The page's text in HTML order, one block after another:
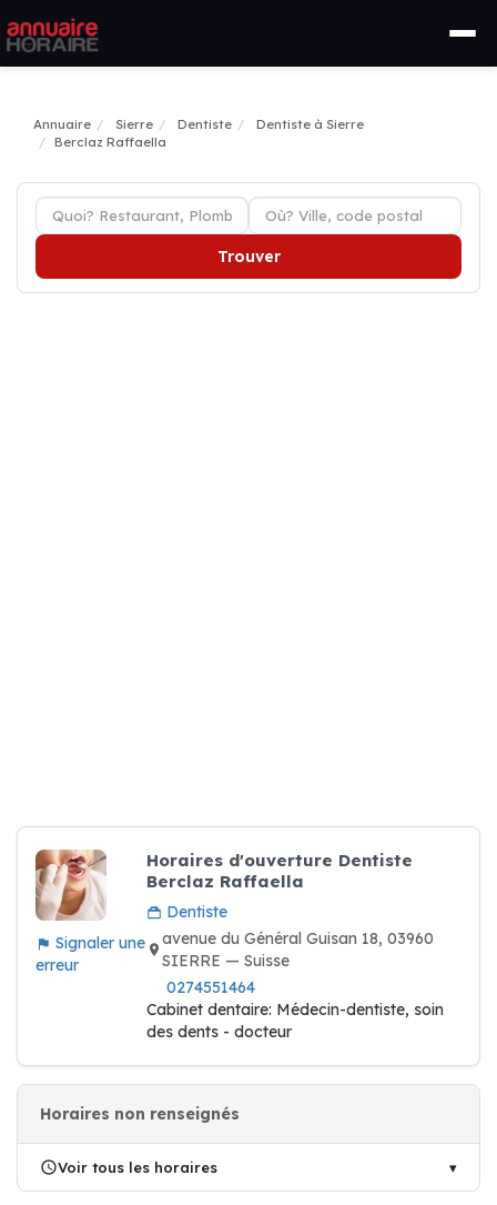
Annuaire Sierre Dentiste
Dentiste à Sierre
Berclaz Raffaella
Trouver
Signaler une
erreur
Horaires d'ouverture Dentiste
Berclaz Raffaella
Dentiste
avenue du Général Guisan 18, 03960
SIERRE — Suisse
0274551464
Cabinet dentaire: Médecin-dentiste, soin
des dents - docteur
Horaires non renseignés
Voir tous les horaires